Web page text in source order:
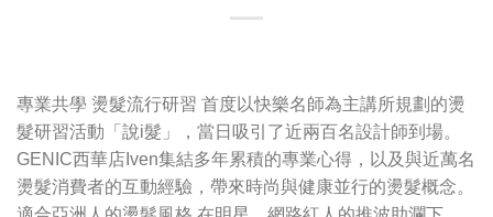
專業共學 燙髮流行研習 首度以快樂名師為主講所規劃的燙
髮研習活動「說i髮」，當日吸引了近兩百名設計師到場。
GENIC西華店Iven集結多年累積的專業心得，以及與近萬名
燙髮消費者的互動經驗，帶來時尚與健康並行的燙髮概念。